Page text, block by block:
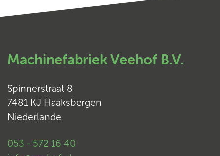
Machinefabriek Veehof B.V.
Spinnerstraat 8
7481 KJ Haaksbergen
Niederlande
053 - 572 16 40